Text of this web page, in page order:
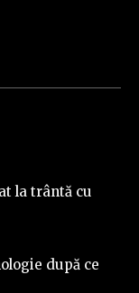
la trântă cu
după ce